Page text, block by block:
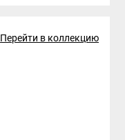
Перейти в коллекцию